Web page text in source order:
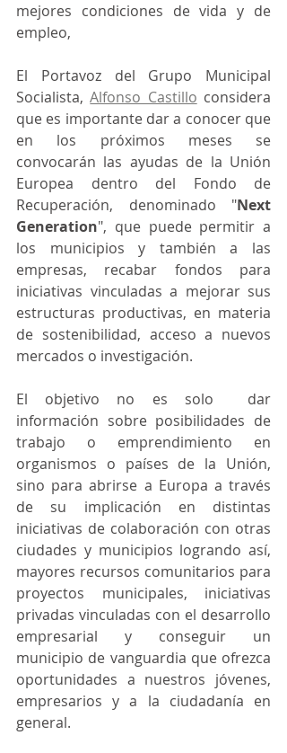
mejores condiciones de vida y de
empleo,
El Portavoz del Grupo Municipal
Socialista, Alfonso Castillo considera
que es importante dar a conocer que
en los próximos meses se
convocarán las ayudas de la Unión
Europea dentro del Fondo de
Recuperación, denominado "Next
Generation", que puede permitir a
los municipios y también a las
empresas, recabar fondos para
iniciativas vinculadas a mejorar sus
estructuras productivas, en materia
de sostenibilidad, acceso a nuevos
mercados o investigación.
El objetivo no es solo  dar
información sobre posibilidades de
trabajo o emprendimiento en
organismos o países de la Unión,
sino para abrirse a Europa a través
de su implicación en distintas
iniciativas de colaboración con otras
ciudades y municipios logrando así,
mayores recursos comunitarios para
proyectos municipales, iniciativas
privadas vinculadas con el desarrollo
empresarial y conseguir un
municipio de vanguardia que ofrezca
oportunidades a nuestros jóvenes,
empresarios y a la ciudadanía en
general.